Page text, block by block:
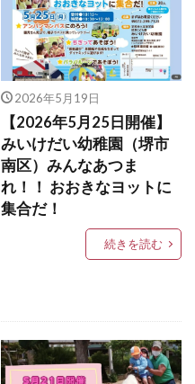
2026年5月19日
【2026年5月25日開催】
みいけだい幼稚園（堺市
南区）みんなあつま
れ！！ おおきなヨットに
集合だ！
続きを読む